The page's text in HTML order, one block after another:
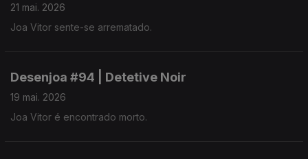
21 mai. 2026
Joa Vitor sente-se arrematado.
Desenjoa #94 | Detetive Noir
19 mai. 2026
Joa Vitor é encontrado morto.